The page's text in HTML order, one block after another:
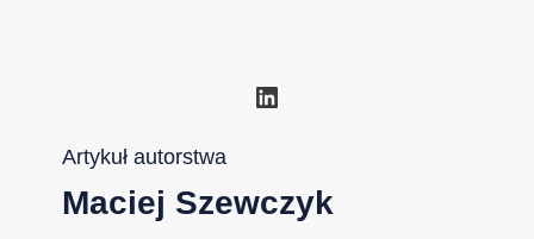
LinkedIn
Artykuł autorstwa
Maciej Szewczyk